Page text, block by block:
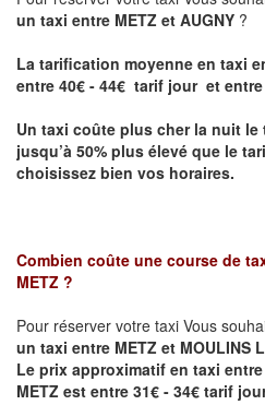
un taxi entre METZ et AUGNY ?
La tarification moyenne en taxi
entre 40€ - 44€ tarif jour et
Un taxi coûte plus cher la nuit
jusqu’à 50% plus élevé que le
choisissez bien vos horaires.
Combien coûte une course de
METZ ?
Pour réserver votre taxi Vous
un taxi entre METZ et MOULINS
Le prix approximatif en taxi entre
METZ est entre 31€ - 34€ tarif